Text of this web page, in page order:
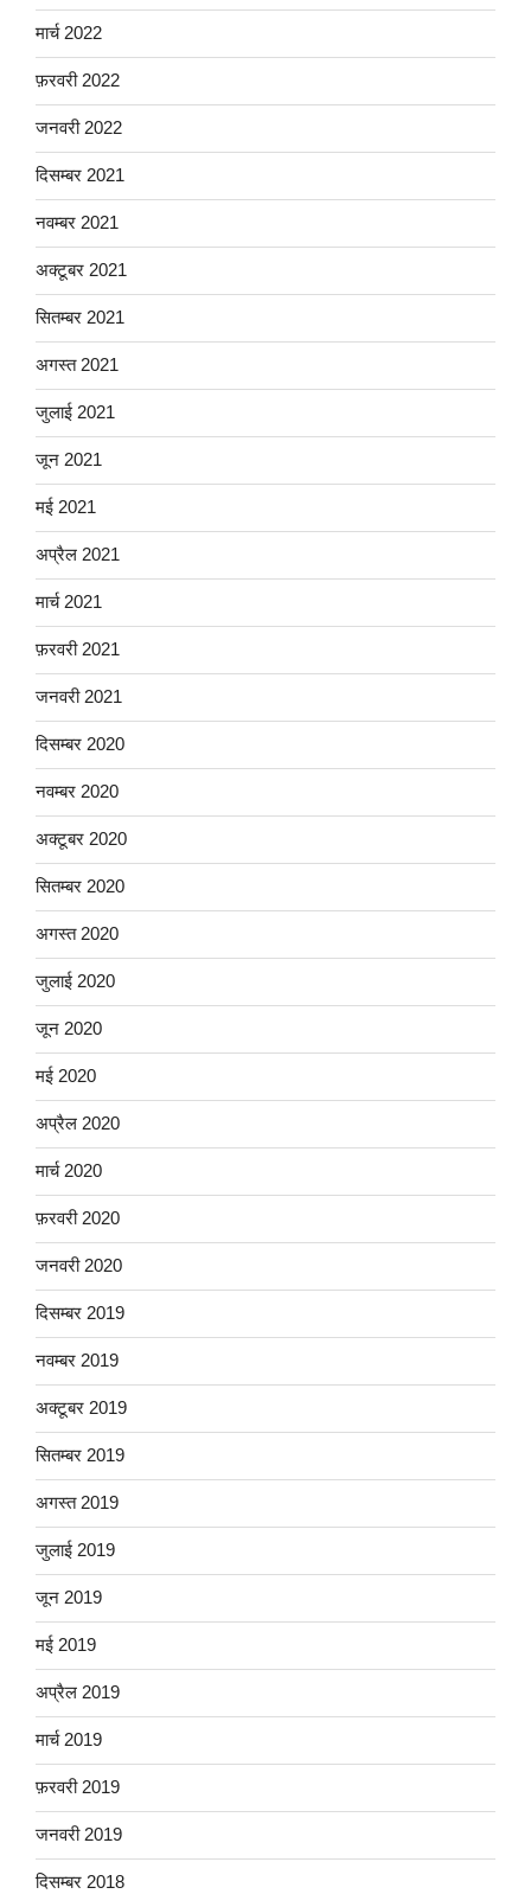
मार्च 2022
फ़रवरी 2022
जनवरी 2022
दिसम्बर 2021
नवम्बर 2021
अक्टूबर 2021
सितम्बर 2021
अगस्त 2021
जुलाई 2021
जून 2021
मई 2021
अप्रैल 2021
मार्च 2021
फ़रवरी 2021
जनवरी 2021
दिसम्बर 2020
नवम्बर 2020
अक्टूबर 2020
सितम्बर 2020
अगस्त 2020
जुलाई 2020
जून 2020
मई 2020
अप्रैल 2020
मार्च 2020
फ़रवरी 2020
जनवरी 2020
दिसम्बर 2019
नवम्बर 2019
अक्टूबर 2019
सितम्बर 2019
अगस्त 2019
जुलाई 2019
जून 2019
मई 2019
अप्रैल 2019
मार्च 2019
फ़रवरी 2019
जनवरी 2019
दिसम्बर 2018